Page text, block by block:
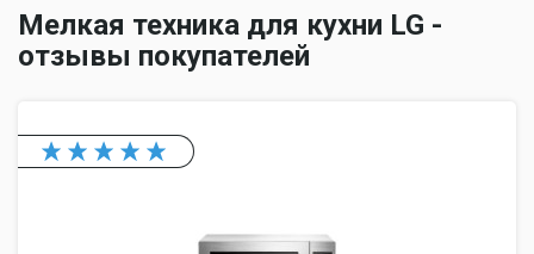
Мелкая техника для кухни LG -
отзывы покупателей